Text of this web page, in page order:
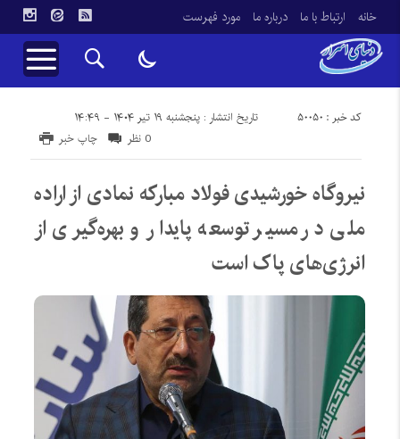
خانه ارتباط با ما درباره ما مورد فهرست
تاریخ انتشار : پنجشنبه ۱۹ تیر ۱۴۰۴ - ۱۴:۴۹ کد خبر : 50050
چاپ خبر 0 نظر
نیروگاه خورشیدی فولاد مبارکه نمادی از اراده
ملی در مسیر توسعه پایدار و بهره‌گیری از
انرژی‌های پاک است